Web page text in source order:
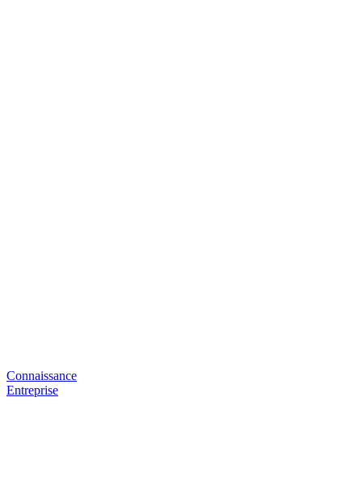
Connaissance
Entreprise